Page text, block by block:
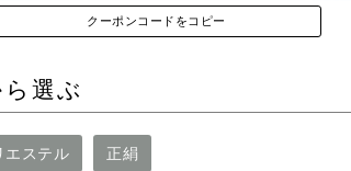
クーポンコードをコピー
選ぶ
エステル 正絹